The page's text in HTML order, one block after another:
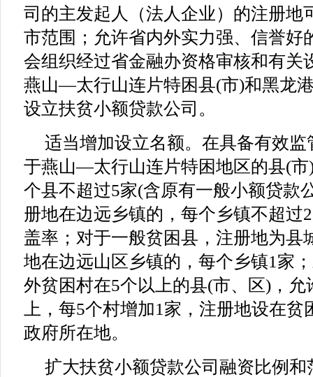
司的主发起人（法人企业）的注册地
市范围；允许省内外实力强、信誉好
会组织经过省金融办资格审核和有关
燕山—太行山连片特困县(市)和黑龙
设立扶贫小额贷款公司。
适当增加设立名额。在具备有效
于燕山—太行山连片特困地区的县(市
个县不超过5家(含原有一般小额贷款
册地在边远乡镇的，每个乡镇不超过
盖率；对于一般贫困县，注册地为县
地在边远山区乡镇的，每个乡镇1家
外贫困村在5个以上的县(市、区)，
上，每5个村增加1家，注册地设在
政府所在地。
扩大扶贫小额贷款公司融资比例